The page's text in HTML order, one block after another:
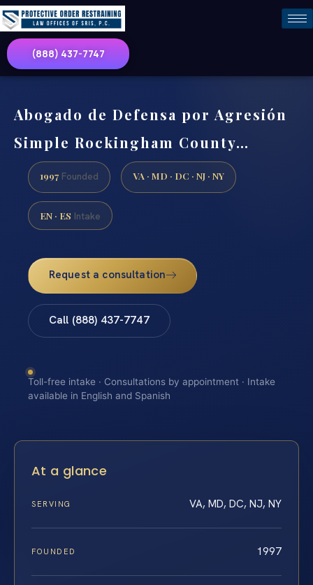
(888) 437-7747
Abogado de Defensa por Agresión
Simple Rockingham County…
1997 Founded VA · MD · DC · NJ · NY
EN · ES Intake
Request a consultation
Call (888) 437-7747
Toll-free intake · Consultations by appointment · Intake
available in English and Spanish
At a glance
SERVING VA, MD, DC, NJ, NY
FOUNDED 1997